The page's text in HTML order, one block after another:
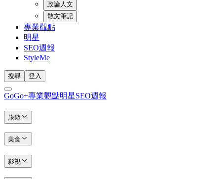
政論人文
散文筆記
專業觀點
明星
SEO週報
StyleMe
搜尋 登入
GoGo+專業觀點明星SEO週報
旅遊
美食
影視